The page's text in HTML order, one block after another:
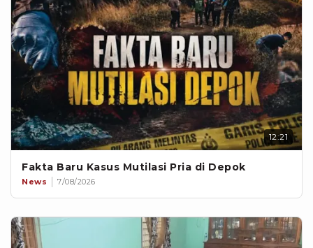
12:21
Fakta Baru Kasus Mutilasi Pria di Depok
News 7/08/2026